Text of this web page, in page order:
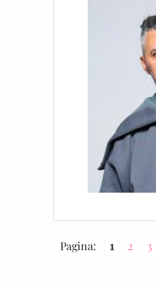
Pagina: 1 2 3